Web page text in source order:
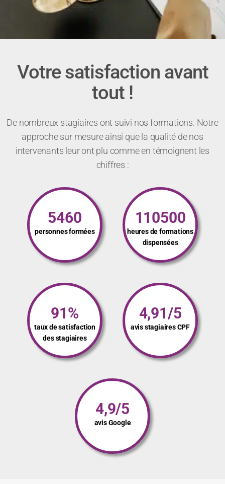
Votre satisfaction avant
tout !
De nombreux stagiaires ont suivi nos formations. Notre
approche sur mesure ainsi que la qualité de nos
intervenants leur ont plu comme en témoignent les
chiffres :
5460
personnes formées
110500
heures de formations
dispensées
91%
taux de satisfaction
des stagiaires
4,91/5
avis stagiaires CPF
4,9/5
avis Google